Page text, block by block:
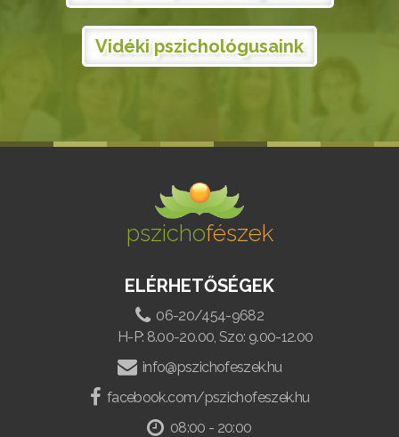
Vidéki pszichológusaink
pszichofészek
ELÉRHETŐSÉGEK
06-20/454-9682
H-P: 8.00-20.00, Szo: 9.00-12.00
info@pszichofeszek.hu
facebook.com/pszichofeszek.hu
08:00 - 20:00